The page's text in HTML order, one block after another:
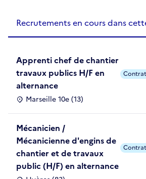
Recrutements en cours dans
Apprenti chef de chantier
travaux publics H/F en
alternance
Marseille 10e (13)
Mécanicien /
Mécanicienne d'engins de
chantier et de travaux
public (H/F) en alternance